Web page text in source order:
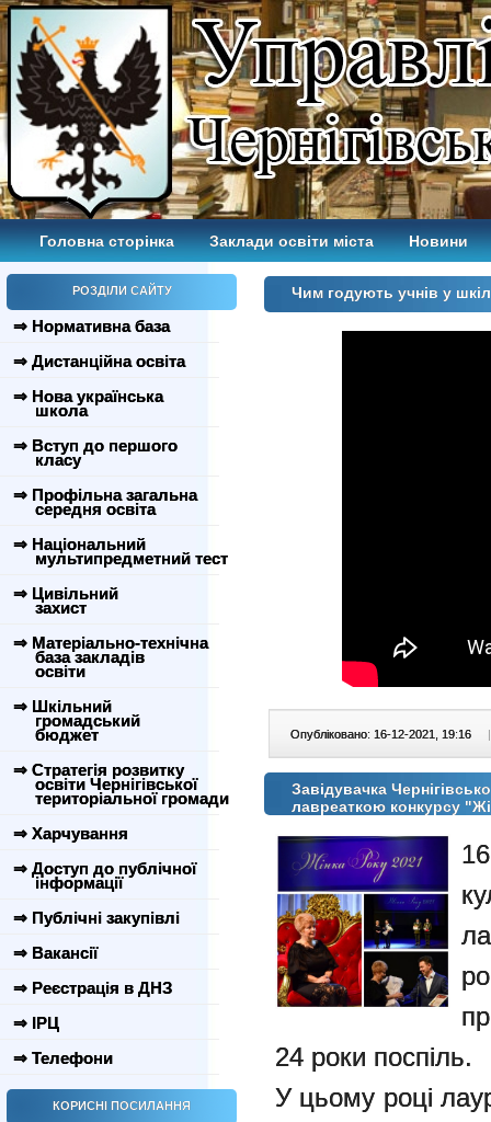
Головна сторінка Заклади освіти міста Новини
РОЗДІЛИ САЙТУ
⇒ Нормативна база
⇒ Дистанційна освіта
⇒ Нова українська
школа
⇒ Вступ до першого
класу
⇒ Профільна загальна
середня освіта
⇒ Національний
мультипредметний тест
⇒ Цивільний
захист
⇒ Матеріально-технічна
база закладів
освіти
⇒ Шкільний
громадський
бюджет
⇒ Стратегія розвитку
освіти Чернігівської
територіальної громади
⇒ Харчування
⇒ Доступ до публічної
інформації
⇒ Публічні закупівлі
⇒ Вакансії
⇒ Реєстрація в ДНЗ
⇒ ІРЦ
⇒ Телефони
КОРИСНІ ПОСИЛАННЯ
Чим годують учнів у
Опубліковано: 16-12-2021, 19:16 |
Завідувачка
лавреаткою конкурсу
24 роки поспіль.
У цьому році